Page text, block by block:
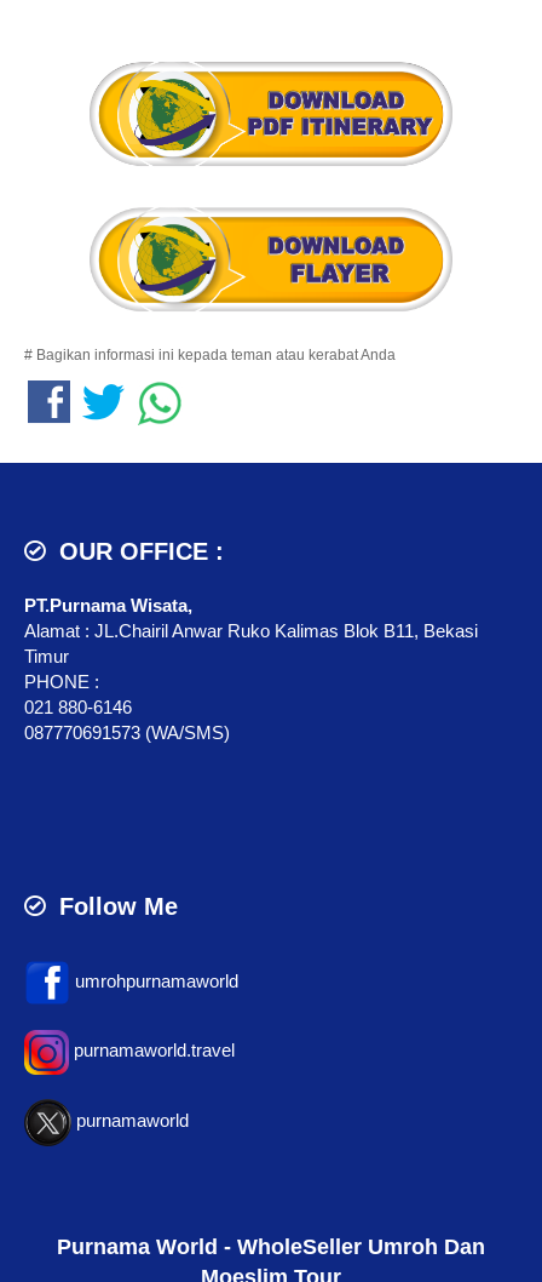
# Bagikan informasi ini kepada teman atau kerabat Anda
OUR OFFICE :
PT.Purnama Wisata,
Alamat : JL.Chairil Anwar Ruko Kalimas Blok B11, Bekasi
Timur
PHONE :
021 880-6146
087770691573 (WA/SMS)
Follow Me
umrohpurnamaworld
purnamaworld.travel
purnamaworld
Purnama World - WholeSeller Umroh Dan